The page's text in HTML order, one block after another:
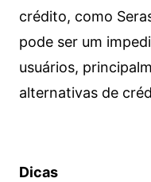
crédito, como
pode ser um
usuários,
alternativas de
Dicas